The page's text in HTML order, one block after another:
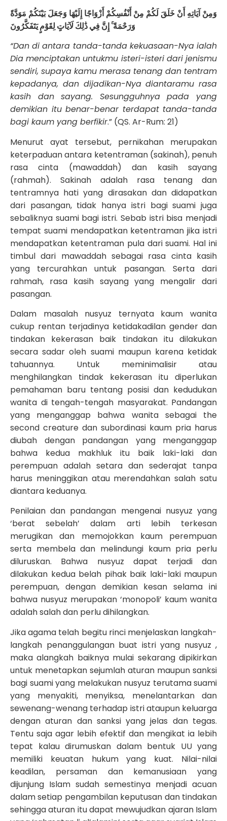
وَمِنْ آيَاتِهِ أَنْ خَلَقَ لَكُمْ مِنْ أَنْفُسِكُمْ أَزْوَاجًا إِلَيْهَا وَجَعَلَ بَيْنَكُمْ مَوَدَّةً
وَرَحْمَةً ۚ إِنَّ فِي ذَٰلِكَ لَآيَاتٍ لِقَوْمٍ يَتَفَكَّرُونَ
“Dan di antara tanda-tanda kekuasaan-Nya ialah
Dia menciptakan untukmu isteri-isteri dari jenismu
sendiri, supaya kamu merasa tenang dan tentram
kepadanya, dan dijadikan-Nya diantaramu rasa
kasih dan sayang. Sesungguhnya pada yang
demikian itu benar-benar terdapat tanda-tanda
bagi kaum yang berfikir.” (QS. Ar-Rum: 21)
Menurut ayat tersebut, pernikahan merupakan
keterpaduan antara ketentraman (sakinah), penuh
rasa cinta (mawaddah) dan kasih sayang
(rahmah). Sakinah adalah rasa tenang dan
tentramnya hati yang dirasakan dan didapatkan
dari pasangan, tidak hanya istri bagi suami juga
sebaliknya suami bagi istri. Sebab istri bisa menjadi
tempat suami mendapatkan ketentraman jika istri
mendapatkan ketentraman pula dari suami. Hal ini
timbul dari mawaddah sebagai rasa cinta kasih
yang tercurahkan untuk pasangan. Serta dari
rahmah, rasa kasih sayang yang mengalir dari
pasangan.
Dalam masalah nusyuz ternyata kaum wanita
cukup rentan terjadinya ketidakadilan gender dan
tindakan kekerasan baik tindakan itu dilakukan
secara sadar oleh suami maupun karena ketidak
tahuannya. Untuk meminimalisir atau
menghilangkan tindak kekerasan itu diperlukan
pemahaman baru tentang posisi dan kedudukan
wanita di tengah-tengah masyarakat. Pandangan
yang menganggap bahwa wanita sebagai the
second creature dan subordinasi kaum pria harus
diubah dengan pandangan yang menganggap
bahwa kedua makhluk itu baik laki-laki dan
perempuan adalah setara dan sederajat tanpa
harus meninggikan atau merendahkan salah satu
diantara keduanya.
Penilaian dan pandangan mengenai nusyuz yang
‘berat sebelah’ dalam arti lebih terkesan
merugikan dan memojokkan kaum perempuan
serta membela dan melindungi kaum pria perlu
diluruskan. Bahwa nusyuz dapat terjadi dan
dilakukan kedua belah pihak baik laki-laki maupun
perempuan, dengan demikian kesan selama ini
bahwa nusyuz merupakan ‘monopoli’ kaum wanita
adalah salah dan perlu dihilangkan.
Jika agama telah begitu rinci menjelaskan langkah-
langkah penanggulangan buat istri yang nusyuz ,
maka alangkah baiknya mulai sekarang dipikirkan
untuk menetapkan sejumlah aturan maupun sanksi
bagi suami yang melakukan nusyuz terutama suami
yang menyakiti, menyiksa, menelantarkan dan
sewenang-wenang terhadap istri ataupun keluarga
dengan aturan dan sanksi yang jelas dan tegas.
Tentu saja agar lebih efektif dan mengikat ia lebih
tepat kalau dirumuskan dalam bentuk UU yang
memiliki keuatan hukum yang kuat. Nilai-nilai
keadilan, persaman dan kemanusiaan yang
dijunjung Islam sudah semestinya menjadi acuan
dalam setiap pengambilan keputusan dan tindakan
sehingga aturan itu dapat mewujudkan ajaran Islam